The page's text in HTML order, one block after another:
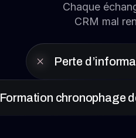
Chaque
CRM mal
Perte
Formation chronophage